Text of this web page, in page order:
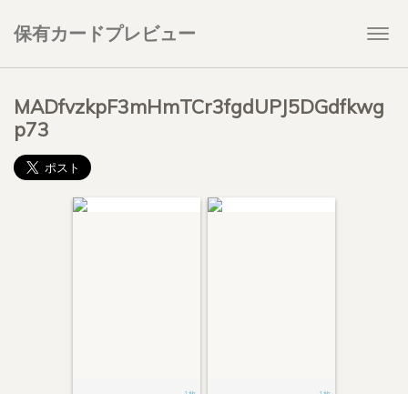
保有カードプレビュー
MADfvzkpF3mHmTCr3fgdUPJ5DGdfkwg
p73